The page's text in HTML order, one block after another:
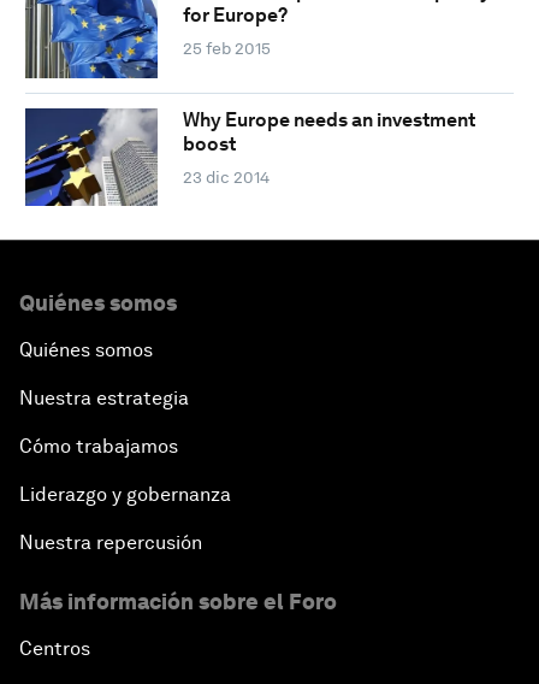
for Europe?
25 feb 2015
Why Europe needs an investment
boost
23 dic 2014
Quiénes somos
Quiénes somos
Nuestra estrategia
Cómo trabajamos
Liderazgo y gobernanza
Nuestra repercusión
Más información sobre el Foro
Centros